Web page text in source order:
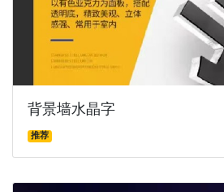
背景墙水晶字
推荐